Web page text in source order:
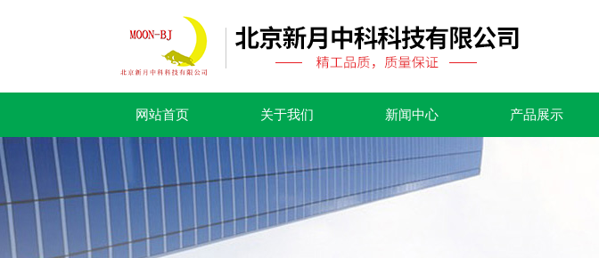
网站首页 关于我们 新闻中心 产品展示